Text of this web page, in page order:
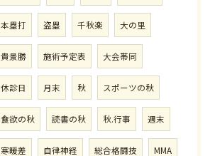
本塁打 盗塁 千秋楽 大の里
貴景勝 施術予定表 大会帯同
休診日 月末 秋 スポーツの秋
食欲の秋 読書の秋 秋.行事 週末
寒暖差 自律神経 総合格闘技 MMA